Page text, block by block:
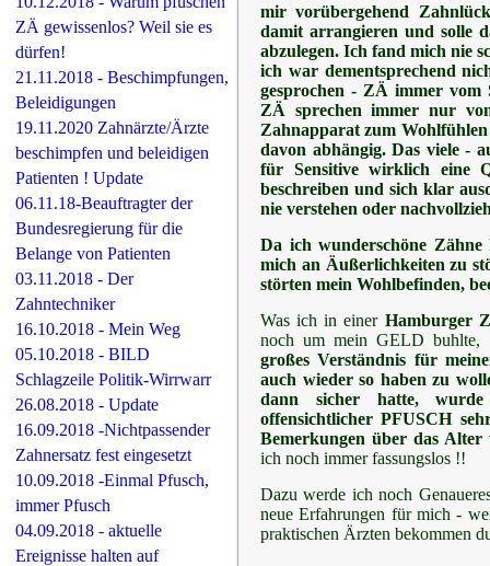
ZÄ gewissenlos? Weil sie es
dürfen!
21.11.2018 - Beschimpfungen,
Beleidigungen
19.11.2020 Zahnärzte/Ärzte
beschimpfen und beleidigen
Patienten ! Update
06.11.18-Beauftragter der
Bundesregierung für die
Belange von Patienten
03.11.2018 - Der
Zahntechniker
16.10.2018 - Mein Weg
05.10.2018 - BILD
Schlagzeile Politik-Wirrwarr
26.08.2018 - Update
16.09.2018 -Nichtpassender
Zahnersatz fest eingesetzt
10.09.2018 -Einmal Pfusch,
immer Pfusch
04.09.2018 - aktuelle
Ereignisse halten auf
mir vorübergehend
damit arrangieren und solle
abzulegen. Ich fand mich nie
ich war dementsprechend
gesprochen - ZÄ immer vom
ZÄ sprechen immer nur
Zahnapparat zum
davon abhängig. Das viele -
für Sensitive wirklich eine
beschreiben und sich klar
nie verstehen oder
Da ich wunderschöne
mich an Äußerlichkeiten zu
störten mein Wohlbefinden,
Was ich in einer Hamburger
noch um mein GELD buhlte,
großes Verständnis für
auch wieder so haben zu
dann sicher hatte,
offensichtlicher PFUSCH
Bemerkungen über das
ich noch immer fassungslos !!
Dazu werde ich noch
neue Erfahrungen für mich -
praktischen Ärzten bekommen